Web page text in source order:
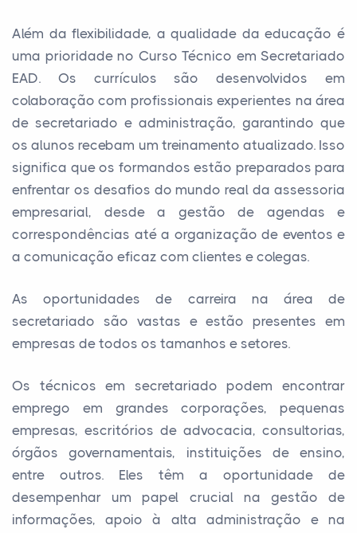
Além da flexibilidade, a qualidade da educação é
uma prioridade no Curso Técnico em Secretariado
EAD. Os currículos são desenvolvidos em
colaboração com profissionais experientes na área
de secretariado e administração, garantindo que
os alunos recebam um treinamento atualizado. Isso
significa que os formandos estão preparados para
enfrentar os desafios do mundo real da assessoria
empresarial, desde a gestão de agendas e
correspondências até a organização de eventos e
a comunicação eficaz com clientes e colegas.
As oportunidades de carreira na área de
secretariado são vastas e estão presentes em
empresas de todos os tamanhos e setores.
Os técnicos em secretariado podem encontrar
emprego em grandes corporações, pequenas
empresas, escritórios de advocacia, consultorias,
órgãos governamentais, instituições de ensino,
entre outros. Eles têm a oportunidade de
desempenhar um papel crucial na gestão de
informações, apoio à alta administração e na